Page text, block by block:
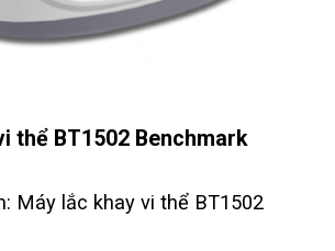
thể BT1502 Benchmark
Máy lắc khay vi thể BT1502